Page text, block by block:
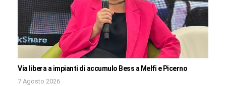
Via libera a impianti di accumulo Bess a Melfi e Picerno
7 Agosto 2026